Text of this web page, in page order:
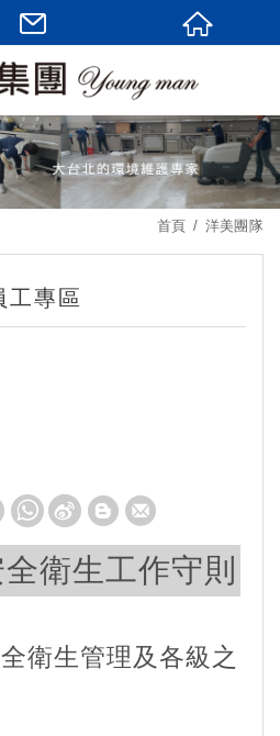
首頁 洋美團隊
工專區
衛生工作守則
衛生管理及各級之